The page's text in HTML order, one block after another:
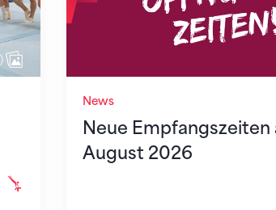
News
Neue Empfangszeiten
August 2026